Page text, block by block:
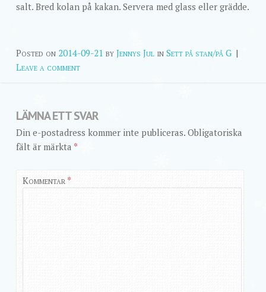
salt. Bred kolan på kakan. Servera med glass eller grädde.
Posted on 2014-09-21 by Jennys Jul in Sett på stan/på G |
Leave a comment
LÄMNA ETT SVAR
Din e-postadress kommer inte publiceras. Obligatoriska
fält är märkta *
Kommentar *